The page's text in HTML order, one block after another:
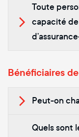
Toute
capacité
Bénéficiaires
Peut-on
Quels sont